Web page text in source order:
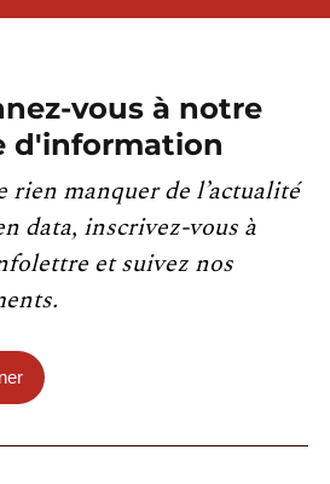
vous à notre
d'information
rien manquer de l’actualité
data, inscrivez-vous à
et suivez nos